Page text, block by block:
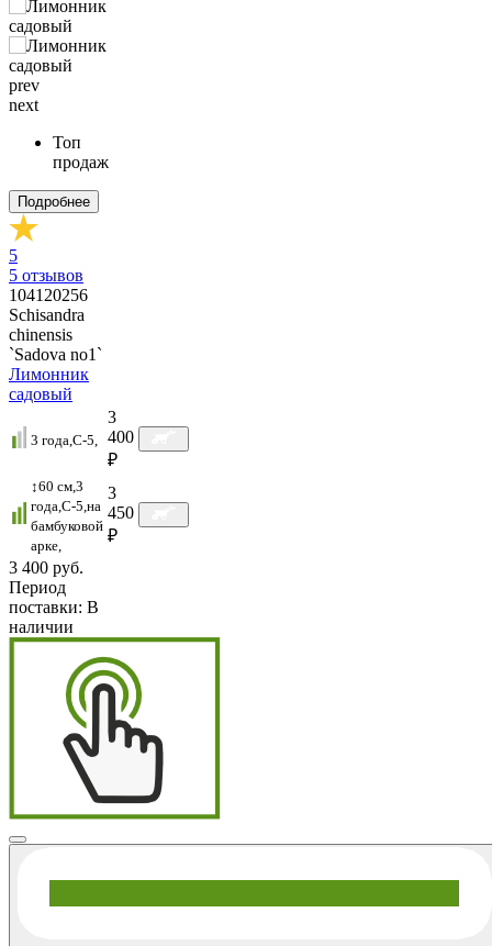
prev
next
Топ
продаж
Подробнее
5
5 отзывов
104120256
Schisandra
chinensis
`Sadova no1`
Лимонник
садовый
3 года,C-5,
3
400
₽
↕60 см,3
года,C-5,на
бамбуковой
арке,
3
450
₽
3 400 руб.
Период
поставки: В
наличии